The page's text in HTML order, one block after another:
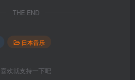
THE END
日本音乐
喜欢就支持一下吧